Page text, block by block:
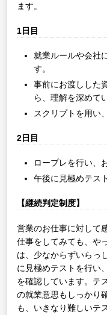
ます。
1日目
就業ルールや会社
す。
事前にお渡しした
ら、理解を深めて
スクリプトを用い
2日目
ロープレを行い、
午後に見極めテス
【継続判定制度】
営業のお仕事に対して
仕事をしてみても、や
は、少なからずいらっ
に見極めテストを行い
を確認しています。テ
の就業意思もしっかり
も、いきなり難しいテ